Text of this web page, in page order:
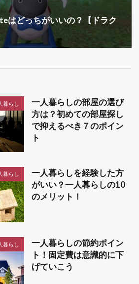
はどっちがいいの？【ドラク
暮らし
一人暮らしの部屋の選び
方は？初めての部屋探し
で抑えるべき７のポイン
ト
暮らし
一人暮らしを経験した方
がいい？一人暮らしの10
のメリット！
暮らし
一人暮らしの節約ポイン
ト！固定費は意識的に下
げていこう